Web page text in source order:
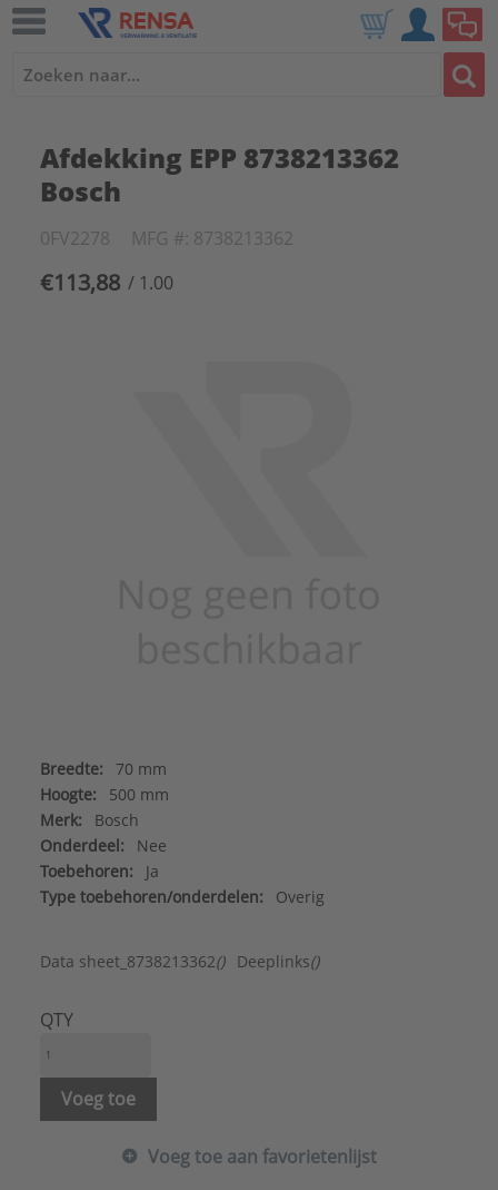
Afdekking EPP 8738213362
Bosch
0FV2278 MFG #: 8738213362
€113,88 / 1.00
Breedte:
70 mm
Hoogte:
500 mm
Merk:
Bosch
Onderdeel:
Nee
Toebehoren:
Ja
Type toebehoren/onderdelen:
Overig
Data sheet_8738213362() Deeplinks()
QTY
Voeg toe
Voeg toe aan favorietenlijst